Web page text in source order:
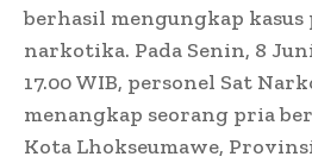
berhasil mengungkap kasus
narkotika. Pada Senin, 8
17.00 WIB, personel Sat
menangkap seorang pria
Kota Lhokseumawe,